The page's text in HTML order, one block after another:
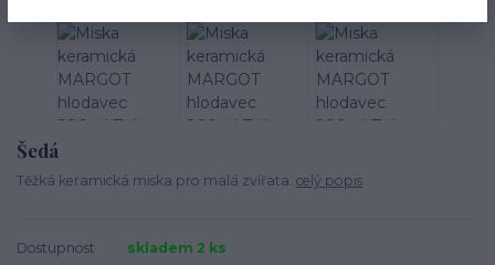
Šedá
Těžká keramická miska pro malá zvířata. celý popis
Dostupnost
skladem 2 ks